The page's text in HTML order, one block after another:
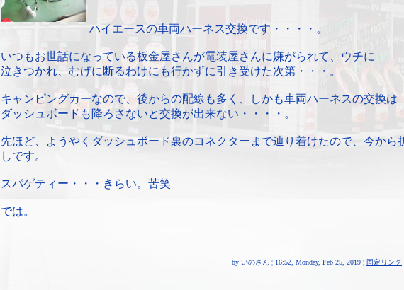
ハイエースの車両ハーネス交換です・・・・。
いつもお世話になっている板金屋さんが電装屋さんに嫌がられて、ウチに
泣きつかれ、むげに断るわけにも行かずに引き受けた次第・・・。
キャンピングカーなので、後からの配線も多く、しかも車両ハーネスの交換は
ダッシュボードも降ろさないと交換が出来ない・・・・。
先ほど、ようやくダッシュボード裏のコネクターまで辿り着けたので、今から
しです。
スパゲティー・・・きらい。苦笑
では。
by いのさん ¦ 16:52, Monday, Feb 25, 2019 ¦ 固定リンク